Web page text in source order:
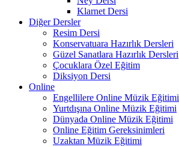
Klarnet Dersi
Diğer Dersler
Resim Dersi
Konservatuara Hazırlık Dersleri
Güzel Sanatlara Hazırlık Dersleri
Çocuklara Özel Eğitim
Diksiyon Dersi
Online
Engellilere Online Müzik Eğitimi
Yurtdışına Online Müzik Eğitimi
Dünyada Online Müzik Eğitimi
Online Eğitim Gereksinimleri
Uzaktan Müzik Eğitimi